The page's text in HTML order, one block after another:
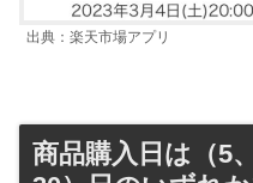
出典：楽天市場アプリ
商品購入日は（5